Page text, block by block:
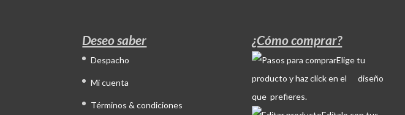
Deseo saber
Despacho
Mi cuenta
Términos & condiciones
¿Cómo comprar?
Elige tu
producto y haz click en el diseño
que prefieres.